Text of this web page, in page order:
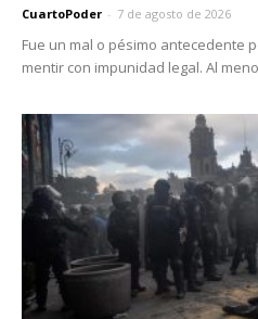
CuartoPoder - 7 de agosto de 2026
Fue un mal o pésimo antecedente
mentir con impunidad legal. Al